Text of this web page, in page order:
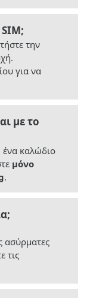
την
για να
με το
ένα καλώδιο
μόνο
.
ασύρματες
τις